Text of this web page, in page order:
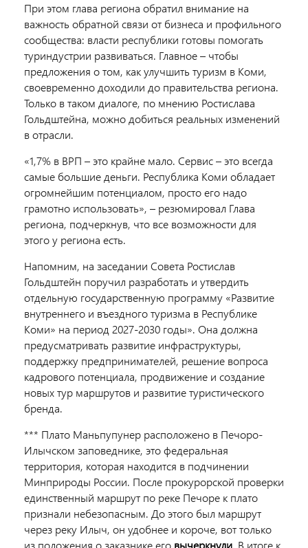
При этом глава региона обратил внимание на
важность обратной связи от бизнеса и профильного
сообщества: власти республики готовы помогать
туриндустрии развиваться. Главное – чтобы
предложения о том, как улучшить туризм в Коми,
своевременно доходили до правительства региона.
Только в таком диалоге, по мнению Ростислава
Гольдштейна, можно добиться реальных изменений
в отрасли.
«1,7% в ВРП – это крайне мало. Сервис – это всегда
самые большие деньги. Республика Коми обладает
огромнейшим потенциалом, просто его надо
грамотно использовать», – резюмировал Глава
региона, подчеркнув, что все возможности для
этого у региона есть.
Напомним, на заседании Совета Ростислав
Гольдштейн поручил разработать и утвердить
отдельную государственную программу «Развитие
внутреннего и въездного туризма в Республике
Коми» на период 2027-2030 годы». Она должна
предусматривать развитие инфраструктуры,
поддержку предпринимателей, решение вопроса
кадрового потенциала, продвижение и создание
новых тур маршрутов и развитие туристического
бренда.
*** Плато Маньпупунер расположено в Печоро-
Илычском заповеднике, это федеральная
территория, которая находится в подчинении
Минприроды России. После прокурорской проверки
единственный маршрут по реке Печоре к плато
признали небезопасным. До этого был маршрут
через реку Илыч, он удобнее и короче, вот только
из положения о заказнике его вычеркнули. В итоге к